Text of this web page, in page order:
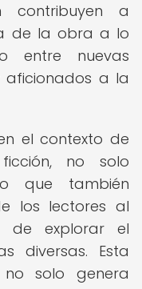
contribuyen a
de la obra a lo
entre nuevas
aficionados a la
el contexto de
no solo
que también
los lectores al
de explorar el
diversas. Esta
solo genera